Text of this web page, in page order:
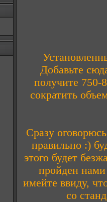
Добавьте
получите 750-
сократить
Сразу
правильно :)
этого будет
пройден
имейте ввиду,
со